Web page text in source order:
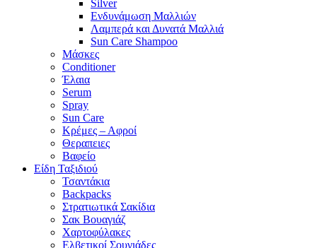
Silver
Ενδυνάμωση Μαλλιών
Λαμπερά και Δυνατά Μαλλιά
Sun Care Shampoo
Μάσκες
Conditioner
Έλαια
Serum
Spray
Sun Care
Κρέμες – Αφροί
Θεραπειες
Βαφείο
Είδη Ταξιδιού
Τσαντάκια
Backpacks
Στρατιωτικά Σακίδια
Σακ Βουαγιάζ
Χαρτοφύλακες
Ελβετικοί Σουγιάδες